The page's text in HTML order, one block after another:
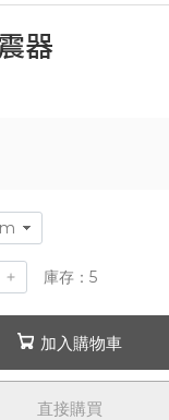
器
庫存：5
加入購物車
直接購買